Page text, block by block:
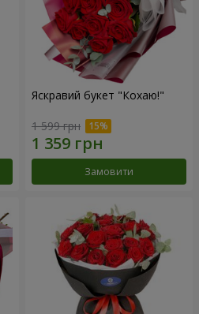
Яскравий букет "Кохаю!"
1 599 грн
Замовити